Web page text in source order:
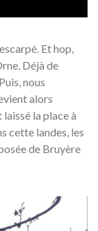
Et hop,
Déjà de
nous
alors
la place à
cette landes, les
de Bruyère